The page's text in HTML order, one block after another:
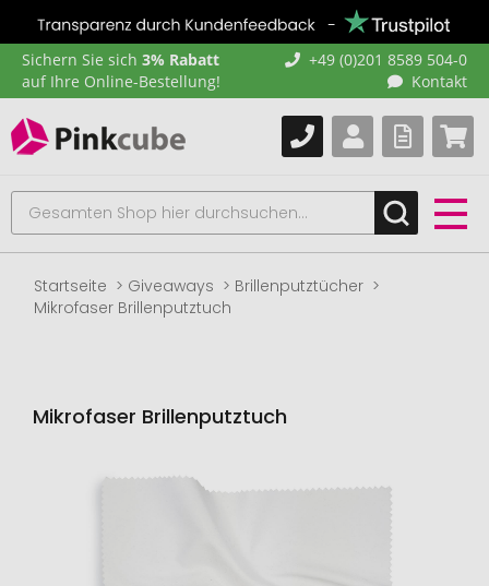
Sichern Sie sich 3% Rabatt
auf Ihre Online-Bestellung!
+49 (0)201 8589 504-0
Kontakt
Startseite Giveaways
Brillenputztücher
Mikrofaser Brillenputztuch
Mikrofaser Brillenputztuch